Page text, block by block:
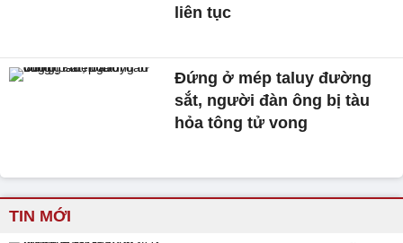
liên tục
Đứng ở mép taluy đường
sắt, người đàn ông bị tàu
hỏa tông tử vong
TIN MỚI